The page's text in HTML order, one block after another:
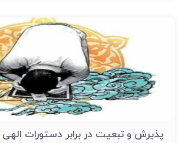
پذیرش و تبعیت در برابر دستورات الهی